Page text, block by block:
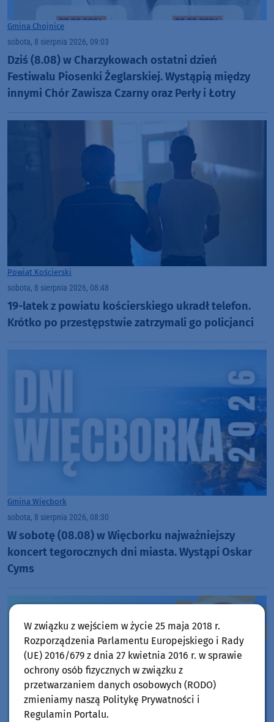
Gmina Chojnice
sobota, 8 sierpnia 2026, 09:03
Dziś (8.08) w Charzykowach ostatni dzień
Festiwalu Piosenki Żeglarskiej. Wystąpią między
innymi Chór Zawisza Czarny oraz Perły i Łotry
Powiat Kościerski
sobota, 8 sierpnia 2026, 08:48
19-latek z powiatu kościerskiego ukradł telefon.
Krótko po przestępstwie zatrzymali go policjanci
Gmina Więcbork
sobota, 8 sierpnia 2026, 08:30
W sobotę (08.08) w Więcborku najważniejszy
koncert tegorocznych dni miasta. Wystąpi Oskar
Cyms
W związku z wejściem w życie 25 maja 2018 r.
Rozporządzenia Parlamentu Europejskiego i Rady
(UE) 2016/679 z dnia 27 kwietnia 2016 r. w sprawie
ochrony osób fizycznych w związku z
przetwarzaniem danych osobowych (RODO)
zmieniamy naszą Politykę Prywatności i
Regulamin Portalu.